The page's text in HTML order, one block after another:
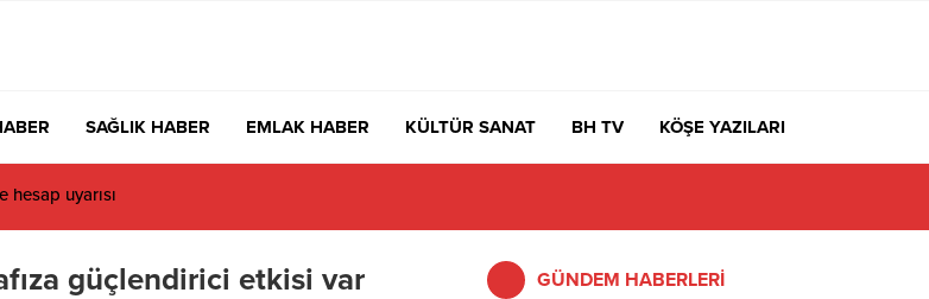
SAĞLIK HABER EMLAK HABER KÜLTÜR SANAT BH TV KÖŞE YAZILARI
hesap uyarısı
güçlendirici etkisi var GÜNDEM HABERLERİ